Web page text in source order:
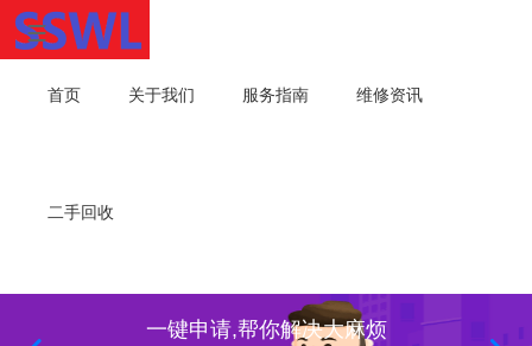
首页 关于我们 服务指南 维修资讯
二手回收
一键申请,帮你解决大麻烦